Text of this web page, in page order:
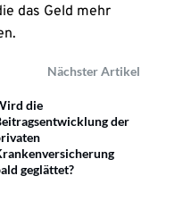
das Geld mehr
Nächster Artikel
die
der
geglättet?